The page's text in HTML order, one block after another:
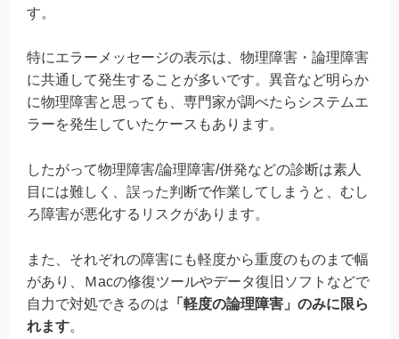
す。
特にエラーメッセージの表示は、物理障害・論理障害
に共通して発生することが多いです。異音など明らか
に物理障害と思っても、専門家が調べたらシステムエ
ラーを発生していたケースもあります。
したがって物理障害/論理障害/併発などの診断は素人
目には難しく、誤った判断で作業してしまうと、むし
ろ障害が悪化するリスクがあります。
また、それぞれの障害にも軽度から重度のものまで幅
があり、Ｍacの修復ツールやデータ復旧ソフトなどで
自力で対処できるのは 「軽度の論理障害」のみに限ら
れます。